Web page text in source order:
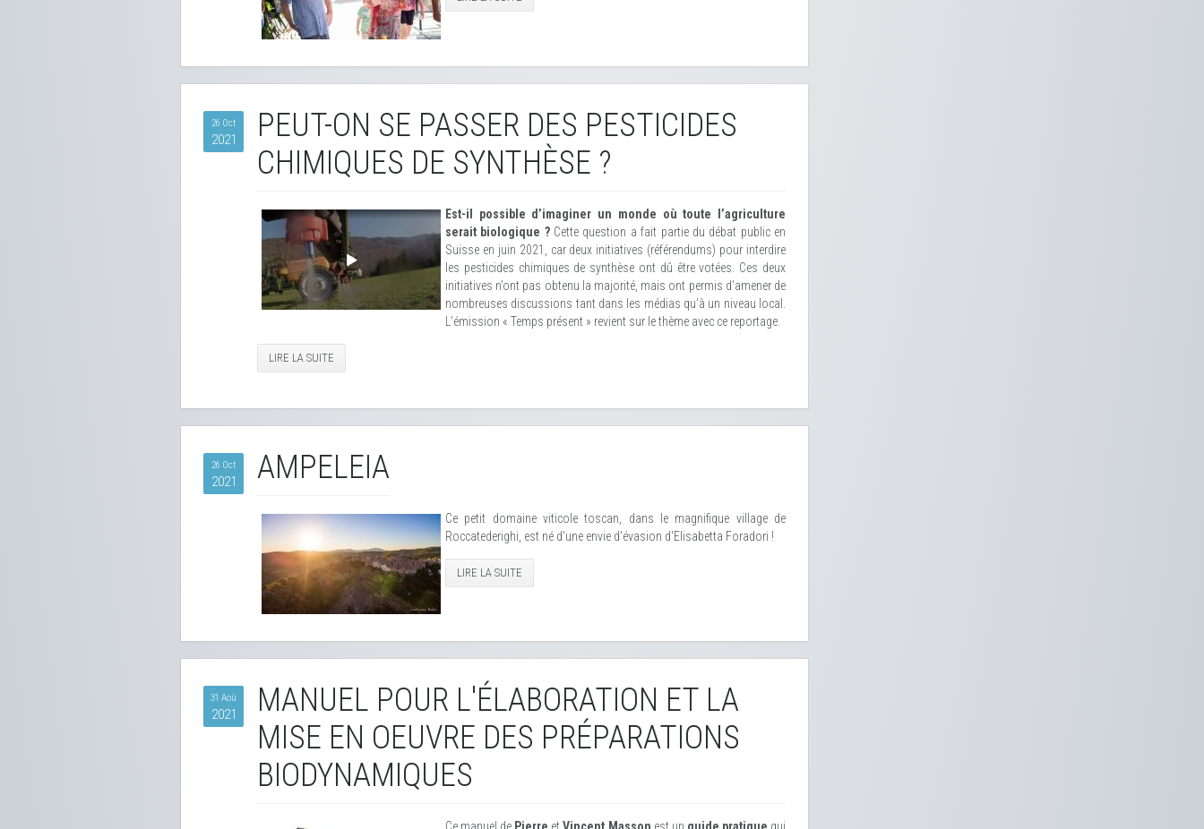
26 Oct
2021
PEUT-ON SE PASSER DES PESTICIDES
CHIMIQUES DE SYNTHÈSE ?
Est-il possible d’imaginer un monde où toute l’agriculture
serait biologique ?Cette question a fait partie du débat public en
Suisse en juin 2021, car deux initiatives (référendums) pour interdire
les pesticides chimiques de synthèse ont dû être votées. Ces deux
initiatives n’ont pas obtenu la majorité, mais ont permis d’amener de
nombreuses discussions tant dans les médias qu’à un niveau local.
L’émission « Temps présent » revient sur le thème avec ce reportage.
LIRE LA SUITE
26 Oct
2021 AMPELEIA
Ce petit domaine viticole toscan, dans le magnifique village de
Roccatederighi, est né d'une envie d'évasion d'Elisabetta Foradori !
LIRE LA SUITE
31 Aoû
2021
MANUEL POUR L'ÉLABORATION ET LA
MISE EN OEUVRE DES PRÉPARATIONS
BIODYNAMIQUES